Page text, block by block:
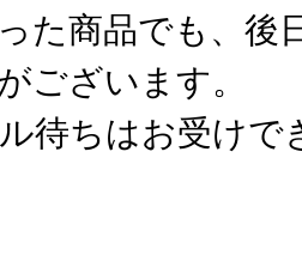
た商品でも、
ございます。
待ちはお受けで